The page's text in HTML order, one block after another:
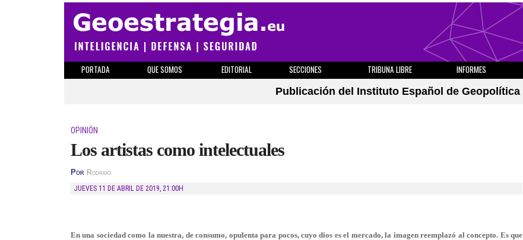
PORTADA QUE SOMOS EDITORIAL SECCIONES TRIBUNA LIBRE INFORMES
Publicación del Instituto Español de Geopolítica
OPINIÓN
Los artistas como intelectuales
Por Rodrigo
JUEVES 11 DE ABRIL DE 2019, 21:00H
En una sociedad como la nuestra, de consumo, opulenta para pocos, cuyo dios es el mercado, la imagen reemplazó al concepto. Es que